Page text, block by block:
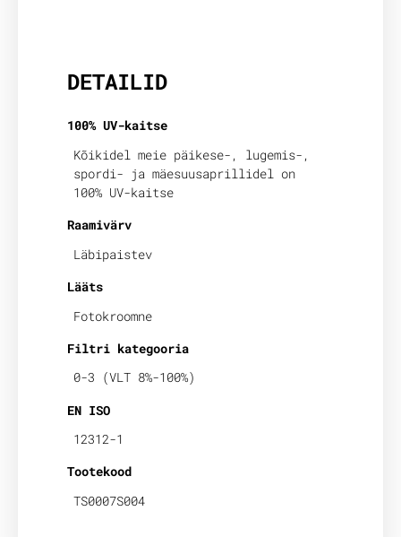
DETAILID
100% UV-kaitse
Kõikidel meie päikese-, lugemis-,
spordi- ja mäesuusaprillidel on
100% UV-kaitse
Raamivärv
Läbipaistev
Lääts
Fotokroomne
Filtri kategooria
0-3 (VLT 8%-100%)
EN ISO
12312-1
Tootekood
TS0007S004